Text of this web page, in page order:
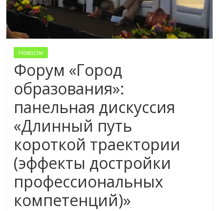
Новости
Форум «Город
образования»:
панельная дискуссия
«Длинный путь
короткой траектории
(эффекты достройки
профессиональных
компетенций)»